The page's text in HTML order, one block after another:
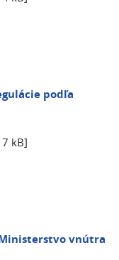
podľa
kB]
vnútra